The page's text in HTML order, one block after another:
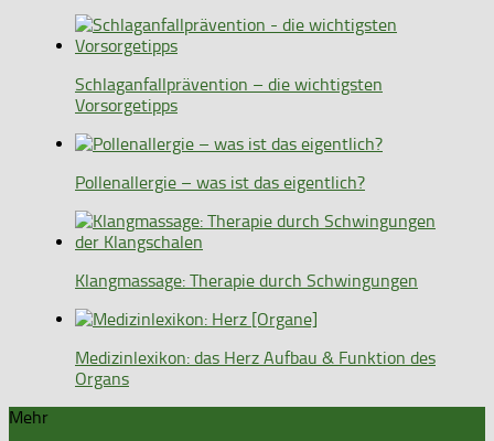
Schlaganfallprävention – die wichtigsten
Vorsorgetipps
Pollenallergie – was ist das eigentlich?
Klangmassage: Therapie durch Schwingungen
Medizinlexikon: das Herz Aufbau & Funktion des
Organs
Mehr